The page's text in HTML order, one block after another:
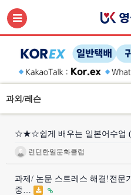
과외/레슨
☆★☆쉽게 배우는 일본어수
런던한일문화클럽
과제/ 논문 스트레스 해결!전문
중…